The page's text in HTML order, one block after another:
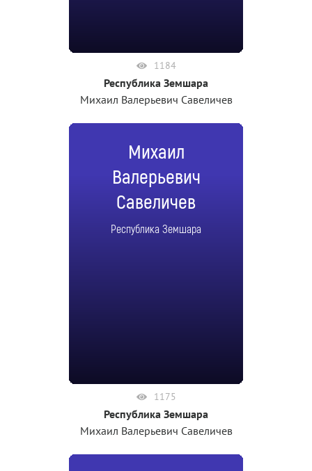
1184
Республика Земшара
Михаил Валерьевич Савеличев
Михаил
Валерьевич
Савеличев
Республика Земшара
1175
Республика Земшара
Михаил Валерьевич Савеличев